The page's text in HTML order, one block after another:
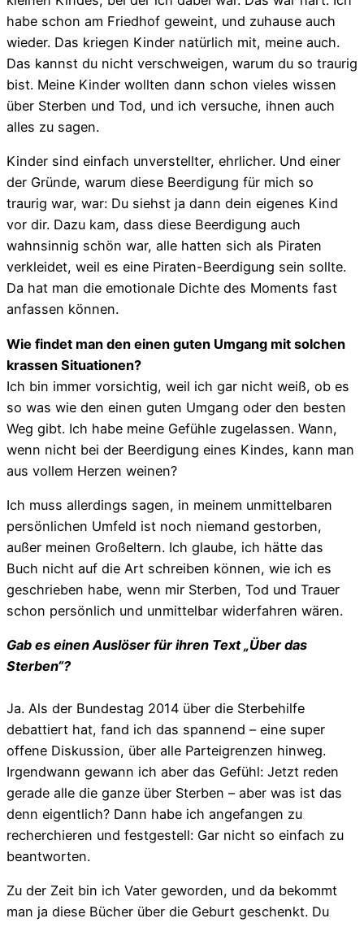
habe schon am Friedhof geweint, und zuhause auch
wieder. Das kriegen Kinder natürlich mit, meine auch.
Das kannst du nicht verschweigen, warum du so traurig
bist. Meine Kinder wollten dann schon vieles wissen
über Sterben und Tod, und ich versuche, ihnen auch
alles zu sagen.
Kinder sind einfach unverstellter, ehrlicher. Und einer
der Gründe, warum diese Beerdigung für mich so
traurig war, war: Du siehst ja dann dein eigenes Kind
vor dir. Dazu kam, dass diese Beerdigung auch
wahnsinnig schön war, alle hatten sich als Piraten
verkleidet, weil es eine Piraten-Beerdigung sein sollte.
Da hat man die emotionale Dichte des Moments fast
anfassen können.
Wie findet man den einen guten Umgang mit solchen
krassen Situationen?
Ich bin immer vorsichtig, weil ich gar nicht weiß, ob es
so was wie den einen guten Umgang oder den besten
Weg gibt. Ich habe meine Gefühle zugelassen. Wann,
wenn nicht bei der Beerdigung eines Kindes, kann man
aus vollem Herzen weinen?
Ich muss allerdings sagen, in meinem unmittelbaren
persönlichen Umfeld ist noch niemand gestorben,
außer meinen Großeltern. Ich glaube, ich hätte das
Buch nicht auf die Art schreiben können, wie ich es
geschrieben habe, wenn mir Sterben, Tod und Trauer
schon persönlich und unmittelbar widerfahren wären.
Gab es einen Auslöser für ihren Text „Über das
Sterben“?
Ja. Als der Bundestag 2014 über die Sterbehilfe
debattiert hat, fand ich das spannend – eine super
offene Diskussion, über alle Parteigrenzen hinweg.
Irgendwann gewann ich aber das Gefühl: Jetzt reden
gerade alle die ganze über Sterben – aber was ist das
denn eigentlich? Dann habe ich angefangen zu
recherchieren und festgestell: Gar nicht so einfach zu
beantworten.
Zu der Zeit bin ich Vater geworden, und da bekommt
man ja diese Bücher über die Geburt geschenkt. Du